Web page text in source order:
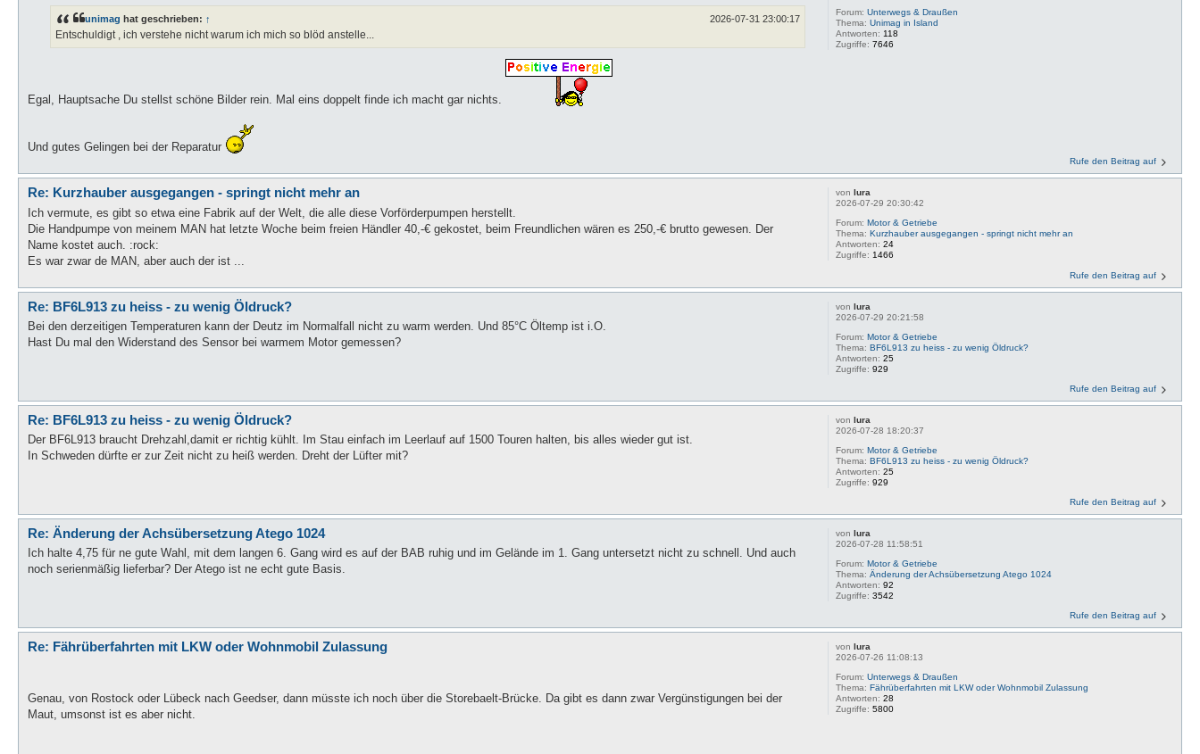
Forum:Unterwegs & Draußen
Thema:Unimag in Island
Antworten: 118
Zugriffe:7646
unimag hat geschrieben: ↑ 2026-07-31 23:00:17
Entschuldigt , ich verstehe nicht warum ich mich so blöd anstelle...
Egal, Hauptsache Du stellst schöne Bilder rein. Mal eins doppelt finde ich macht gar nichts.
Und gutes Gelingen bei der Reparatur
Rufe den Beitrag auf
vonlura
2026-07-29 20:30:42
Forum:Motor & Getriebe
Thema:Kurzhauber ausgegangen - springt nicht mehr an
Antworten:24
Zugriffe: 1466
Re: Kurzhauber ausgegangen - springt nicht mehr an
Ich vermute, es gibt so etwa eine Fabrik auf der Welt, die alle diese Vorförderpumpen herstellt.
Die Handpumpe von meinem MAN hat letzte Woche beim freien Händler 40,-€ gekostet, beim Freundlichen wären es 250,-€ brutto gewesen. Der
Name kostet auch. :rock:
Es war zwar de MAN, aber auch der ist ...
Rufe den Beitrag auf
vonlura
2026-07-29 20:21:58
Forum:Motor & Getriebe
Thema:BF6L913 zu heiss - zu wenig Öldruck?
Antworten:25
Zugriffe:929
Re: BF6L913 zu heiss - zu wenig Öldruck?
Bei den derzeitigen Temperaturen kann der Deutz im Normalfall nicht zu warm werden. Und 85°C Öltemp ist i.O.
Hast Du mal den Widerstand des Sensor bei warmem Motor gemessen?
Rufe den Beitrag auf
vonlura
2026-07-28 18:20:37
Forum:Motor & Getriebe
Thema:BF6L913 zu heiss - zu wenig Öldruck?
Antworten:25
Zugriffe:929
Re: BF6L913 zu heiss - zu wenig Öldruck?
Der BF6L913 braucht Drehzahl,damit er richtig kühlt. Im Stau einfach im Leerlauf auf 1500 Touren halten, bis alles wieder gut ist.
In Schweden dürfte er zur Zeit nicht zu heiß werden. Dreht der Lüfter mit?
Rufe den Beitrag auf
vonlura
2026-07-28 11:58:51
Forum:Motor & Getriebe
Thema:Änderung der Achsübersetzung Atego 1024
Antworten:92
Zugriffe:3542
Re: Änderung der Achsübersetzung Atego 1024
Ich halte 4,75 für ne gute Wahl, mit dem langen 6. Gang wird es auf der BAB ruhig und im Gelände im 1. Gang untersetzt nicht zu schnell. Und auch
noch serienmäßig lieferbar? Der Atego ist ne echt gute Basis.
Rufe den Beitrag auf
vonlura
2026-07-26 11:08:13
Forum:Unterwegs & Draußen
Thema:Fährüberfahrten mit LKW oder Wohnmobil Zulassung
Antworten:28
Zugriffe:5800
Re: Fährüberfahrten mit LKW oder Wohnmobil Zulassung
Genau, von Rostock oder Lübeck nach Geedser, dann müsste ich noch über die Storebaelt-Brücke. Da gibt es dann zwar Vergünstigungen bei der
Maut, umsonst ist es aber nicht.